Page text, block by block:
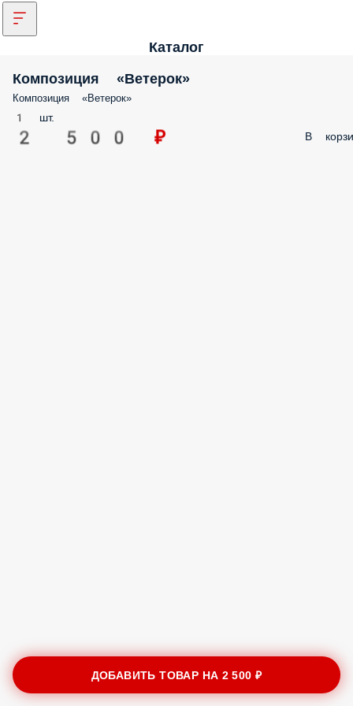
Каталог
Композиция «Ветерок»
Композиция «Ветерок»
1 шт.
2 500 ₽ В
ДОБАВИТЬ ТОВАР НА 2 500 ₽